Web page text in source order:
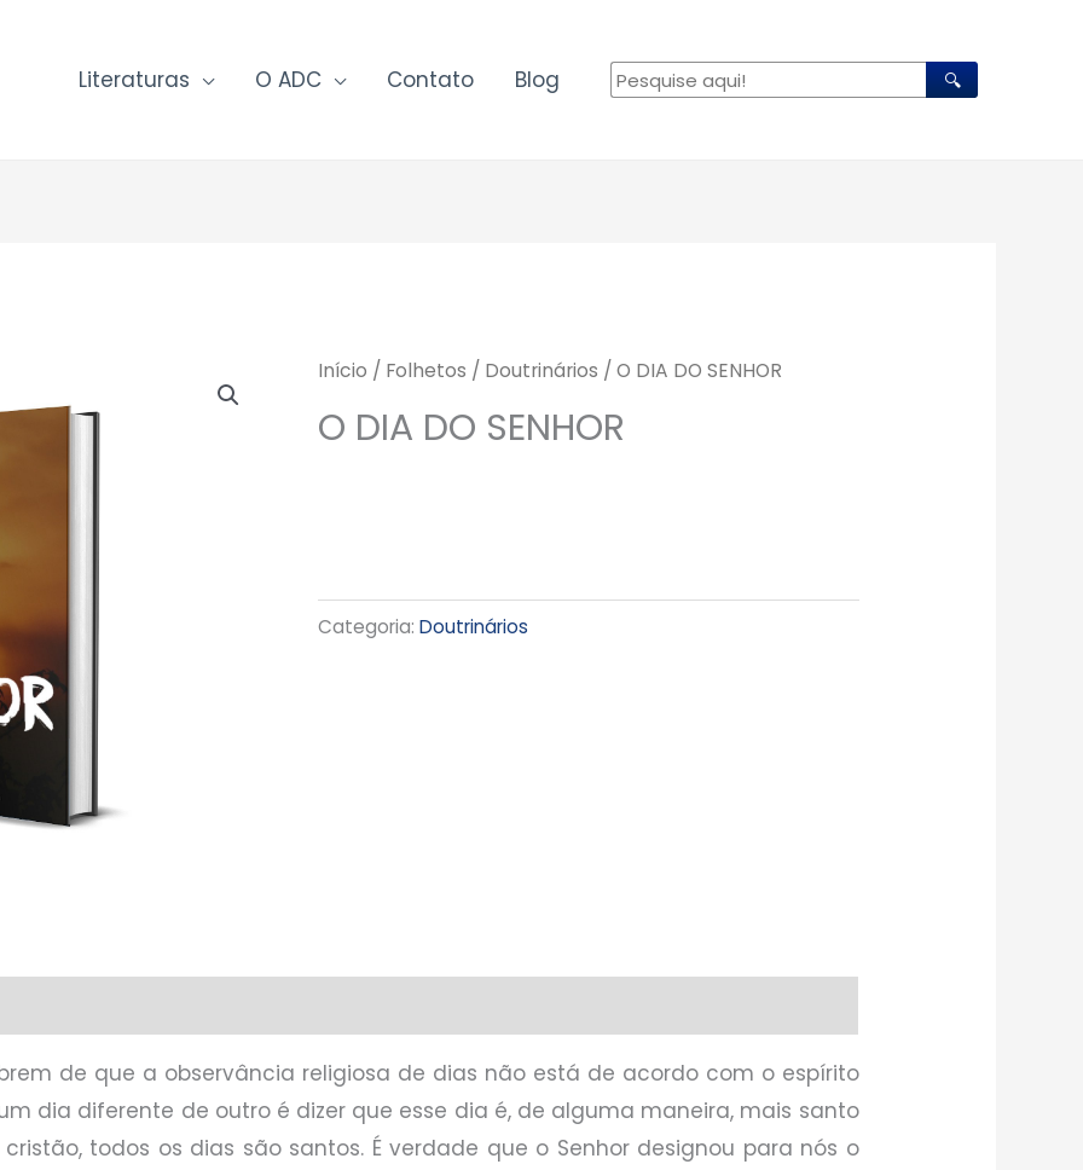
Literaturas O ADC Contato Blog 🔍
Início / Folhetos / Doutrinários / O DIA DO SENHOR
O DIA DO SENHOR
Categoria: Doutrinários
de que a observância religiosa de dias não está de acordo com o espírito
um dia diferente de outro é dizer que esse dia é, de alguma maneira, mais santo
todos os dias são santos. É verdade que o Senhor designou para nós o